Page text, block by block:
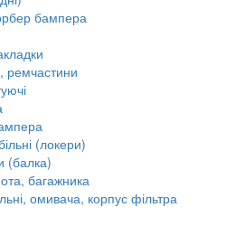
бампера
ремчастини
(локери)
(балка)
багажника
омивача, корпус фільтра